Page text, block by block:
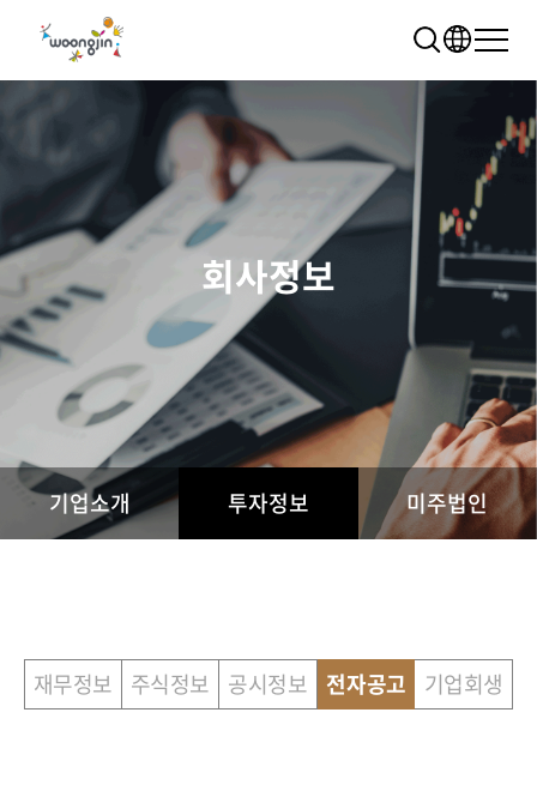
추천 검색어
WRMS WDMS
모빌리티
회사정보
기업소개 투자정보 미주법인
재무정보 주식정보 공시정보 전자공고 기업회생